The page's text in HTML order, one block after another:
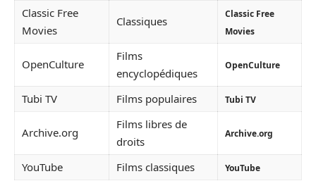
Classic Free
Movies
Classiques
Classic Free
Movies
OpenCulture
Films
encyclopédiques
OpenCulture
Tubi TV Films populaires Tubi TV
Archive.org
Films libres de
droits
Archive.org
YouTube Films classiques YouTube